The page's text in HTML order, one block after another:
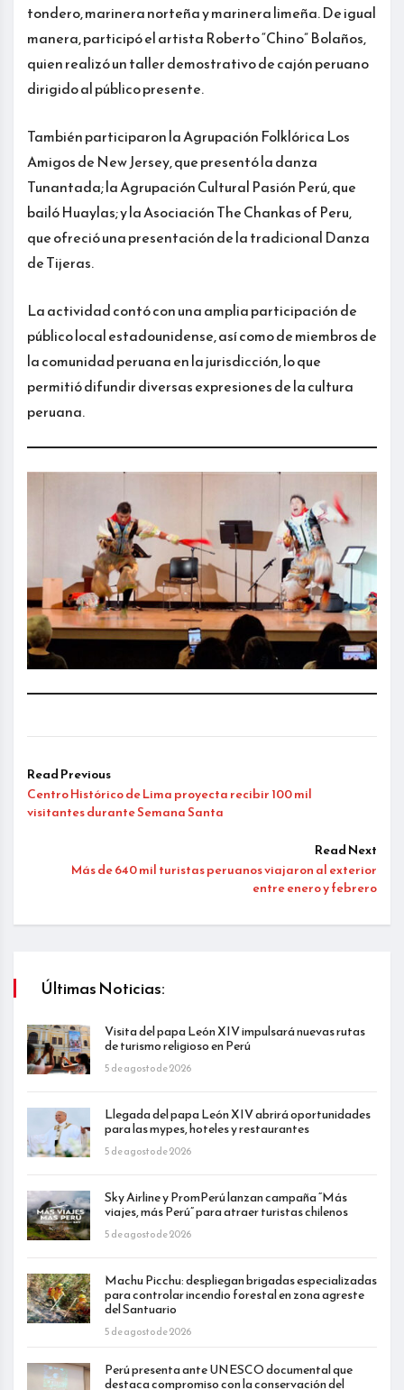
tondero, marinera norteña y marinera limeña. De igual
manera, participó el artista Roberto “Chino” Bolaños,
quien realizó un taller demostrativo de cajón peruano
dirigido al público presente.
También participaron la Agrupación Folklórica Los
Amigos de New Jersey, que presentó la danza
Tunantada; la Agrupación Cultural Pasión Perú, que
bailó Huaylas; y la Asociación The Chankas of Peru,
que ofreció una presentación de la tradicional Danza
de Tijeras.
La actividad contó con una amplia participación de
público local estadounidense, así como de miembros de
la comunidad peruana en la jurisdicción, lo que
permitió difundir diversas expresiones de la cultura
peruana.
Read Previous
Centro Histórico de Lima proyecta recibir 100 mil
visitantes durante Semana Santa
Read Next
Más de 640 mil turistas peruanos viajaron al exterior
entre enero y febrero
Últimas Noticias:
Visita del papa León XIV impulsará nuevas rutas
de turismo religioso en Perú
5 de agosto de 2026
Llegada del papa León XIV abrirá oportunidades
para las mypes, hoteles y restaurantes
5 de agosto de 2026
Sky Airline y PromPerú lanzan campaña “Más
viajes, más Perú” para atraer turistas chilenos
5 de agosto de 2026
Machu Picchu: despliegan brigadas especializadas
para controlar incendio forestal en zona agreste
del Santuario
5 de agosto de 2026
Perú presenta ante UNESCO documental que
destaca compromiso con la conservación del